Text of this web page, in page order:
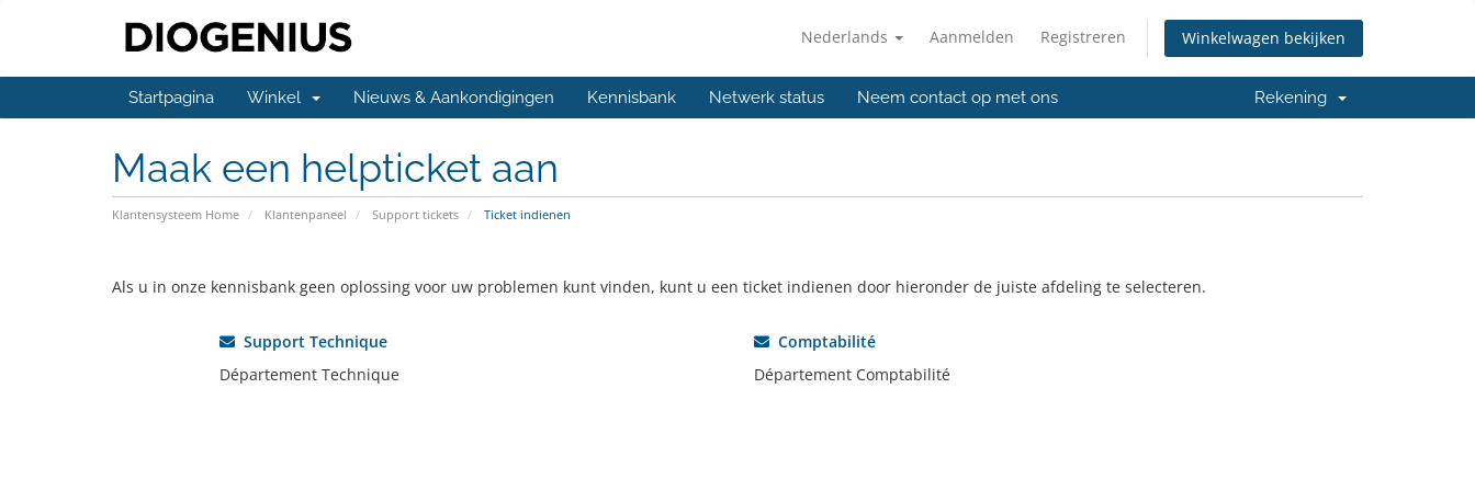
Nederlands Aanmelden Registreren Winkelwagen bekijken
Startpagina Winkel Nieuws & Aankondigingen Kennisbank Netwerk status Neem contact op met ons Rekening
Maak een helpticket aan
Klantensysteem Home Klantenpaneel Support tickets Ticket indienen
Als u in onze kennisbank geen oplossing voor uw problemen kunt vinden, kunt u een ticket indienen door hieronder de juiste afdeling te selecteren.
Support Technique
Département Technique
Comptabilité
Département Comptabilité